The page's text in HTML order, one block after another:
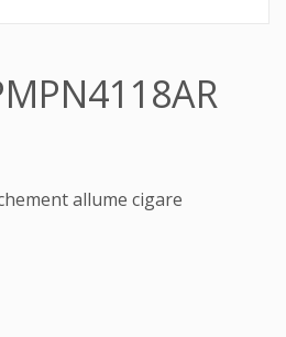
allume cigare